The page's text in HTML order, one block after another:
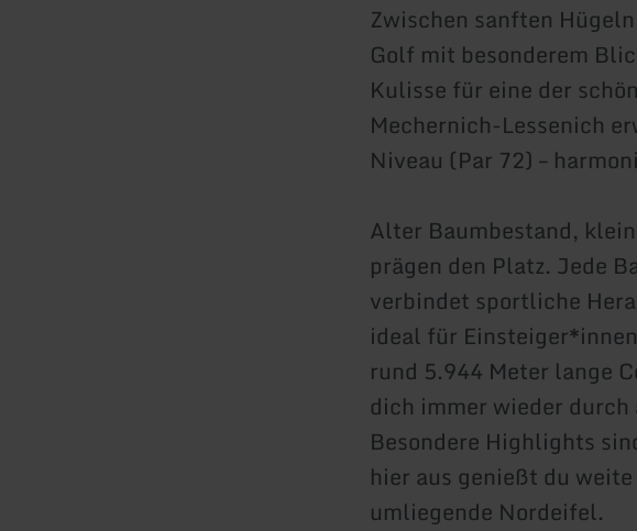
Zwischen sanften
Golf mit besonderem
Kulisse für eine der
Mechernich-Lessenich
Niveau (Par 72) –
Alter Baumbestand,
prägen den Platz. Jede
verbindet sportliche
ideal für
rund 5.944 Meter lange
dich immer wieder
Besondere Highlights
hier aus genießt du
umliegende Nordeifel.